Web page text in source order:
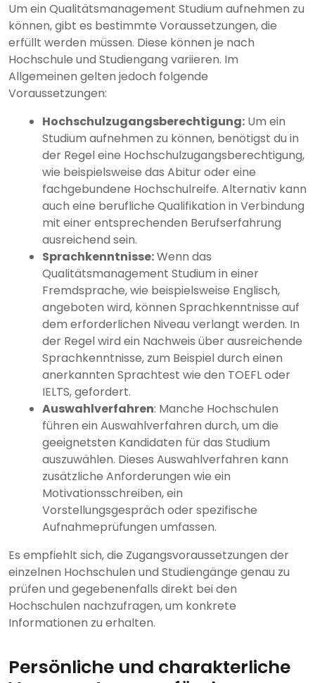
Um ein Qualitätsmanagement Studium aufnehmen zu
können, gibt es bestimmte Voraussetzungen, die
erfüllt werden müssen. Diese können je nach
Hochschule und Studiengang variieren. Im
Allgemeinen gelten jedoch folgende
Voraussetzungen:
Hochschulzugangsberechtigung: Um ein
Studium aufnehmen zu können, benötigst du in
der Regel eine Hochschulzugangsberechtigung,
wie beispielsweise das Abitur oder eine
fachgebundene Hochschulreife. Alternativ kann
auch eine berufliche Qualifikation in Verbindung
mit einer entsprechenden Berufserfahrung
ausreichend sein.
Sprachkenntnisse:Wenn das
Qualitätsmanagement Studium in einer
Fremdsprache, wie beispielsweise Englisch,
angeboten wird, können Sprachkenntnisse auf
dem erforderlichen Niveau verlangt werden. In
der Regel wird ein Nachweis über ausreichende
Sprachkenntnisse, zum Beispiel durch einen
anerkannten Sprachtest wie den TOEFL oder
IELTS, gefordert.
Auswahlverfahren: Manche Hochschulen
führen ein Auswahlverfahren durch, um die
geeignetsten Kandidaten für das Studium
auszuwählen. Dieses Auswahlverfahren kann
zusätzliche Anforderungen wie ein
Motivationsschreiben, ein
Vorstellungsgespräch oder spezifische
Aufnahmeprüfungen umfassen.
Es empfiehlt sich, die Zugangsvoraussetzungen der
einzelnen Hochschulen und Studiengänge genau zu
prüfen und gegebenenfalls direkt bei den
Hochschulen nachzufragen, um konkrete
Informationen zu erhalten.
Persönliche und charakterliche